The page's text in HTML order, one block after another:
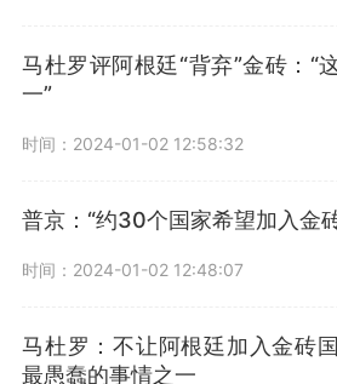
马杜罗评阿根廷“背弃”金砖：“
一”
时间：2024-01-02 12:58:32
普京：“约30个国家希望加入金
时间：2024-01-02 12:48:07
马杜罗：不让阿根廷加入金砖
最愚蠢的事情之一